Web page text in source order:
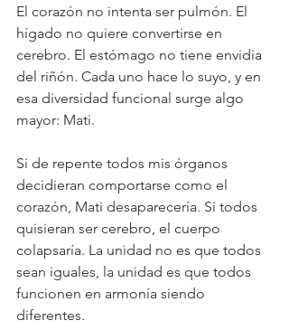
El corazón no intenta ser pulmón. El
hígado no quiere convertirse en
cerebro. El estómago no tiene envidia
del riñón. Cada uno hace lo suyo, y en
esa diversidad funcional surge algo
mayor: Mati.
Si de repente todos mis órganos
decidieran comportarse como el
corazón, Mati desaparecería. Si todos
quisieran ser cerebro, el cuerpo
colapsaría. La unidad no es que todos
sean iguales, la unidad es que todos
funcionen en armonía siendo
diferentes.